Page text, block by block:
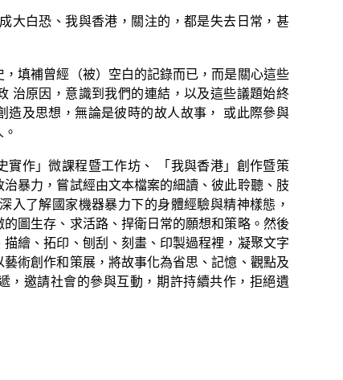
大白恐、我與香港，關注的，都是失去日常，甚
填補曾經（被）空白的記錄而已，而是關心這些
治原因，意識到我們的連結，以及這些議題始終
造及思想，無論是彼時的故人故事， 或此際參與
實作」微課程暨工作坊、 「我與香港」創作暨策
暴力，嘗試經由文本檔案的細讀、彼此聆聽、肢
入了解國家機器暴力下的身體經驗與精神樣態，
圖生存、求活路、捍衛日常的願想和策略。然後
繪、拓印、刨刮、刻畫、印製過程裡，凝聚文字
術創作和策展，將故事化為省思、記憶、觀點及
，邀請社會的參與互動，期許持續共作，拒絕遺